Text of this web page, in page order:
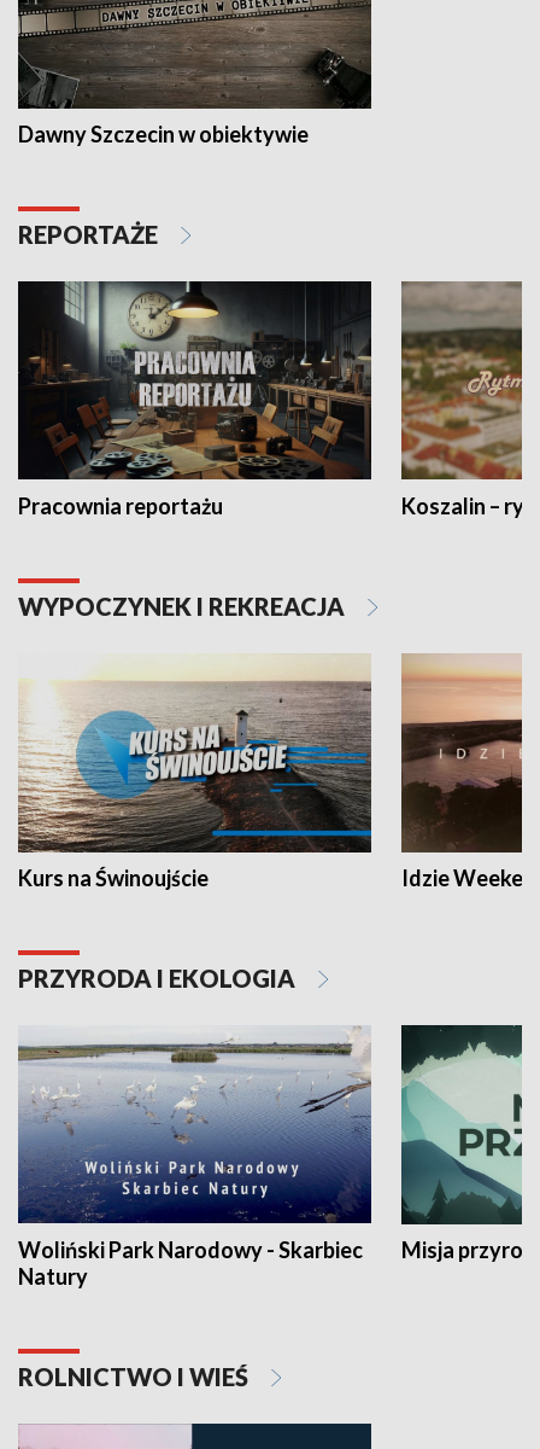
Dawny Szczecin w obiektywie
REPORTAŻE
Pracownia reportażu Koszalin –
WYPOCZYNEK I REKREACJA
Kurs na Świnoujście Idzie
PRZYRODA I EKOLOGIA
Woliński Park Narodowy - Skarbiec
Natury
Misja
ROLNICTWO I WIEŚ